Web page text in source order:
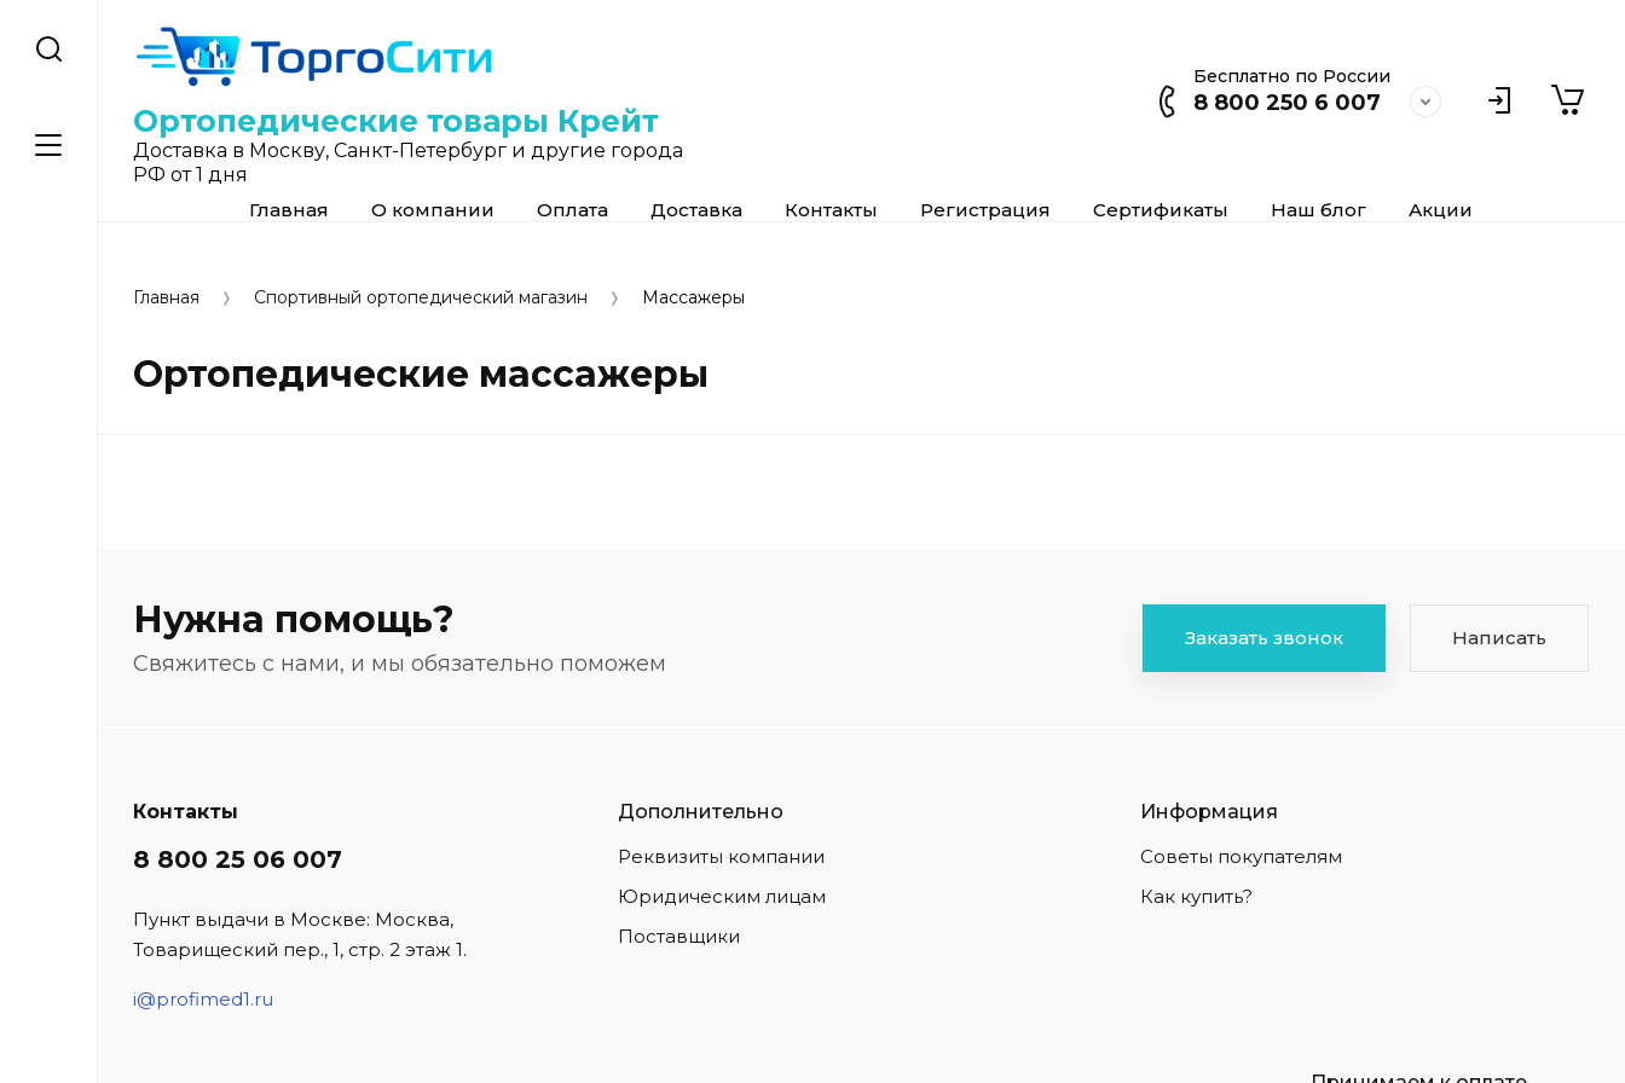
Ортопедические товары Крейт
Доставка в Москву, Санкт-Петербург и другие города
РФ от 1 дня
Бесплатно по России
8 800 250 6 007
Главная О компании Оплата Доставка Контакты Регистрация Сертификаты Наш блог Акции
Главная Спортивный ортопедический магазин Массажеры
Ортопедические массажеры
Нужна помощь?
Свяжитесь с нами, и мы обязательно поможем
Заказать звонок Написать
Контакты
8 800 25 06 007
Пункт выдачи в Москве: Москва,
Товарищеский пер., 1, стр. 2 этаж 1.
i@profimed1.ru
Дополнительно
Реквизиты компании
Юридическим лицам
Поставщики
Информация
Советы покупателям
Как купить?